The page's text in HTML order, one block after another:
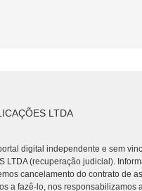
LTDA
digital independente e sem
LTDA (recuperação judicial).
cancelamento do contrato de
a fazê-lo, nos responsabilizamos